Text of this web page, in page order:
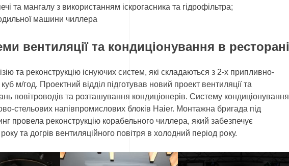
та мангалу з використанням іскрогасника та гідрофільтра;
машини чиллера
вентиляції та кондиціонування в ресторані
та реконструкцію існуючих систем, які складаються з 2-х припливно-
м/год. Проектний відділ підготував новий проект вентиляції та
повітроводів та розташування кондиціонерів. Систему кондиціонування
стельових напівпромислових блоків Haier. Монтажна бригада під
провела реконструкцію корабельного чиллера, який забезпечує
та догрів вентиляційного повітря в холодний період року.